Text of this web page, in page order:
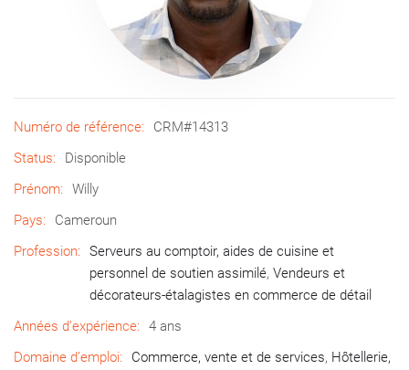
Numéro de référence:
CRM#14313
Status:
Disponible
Prénom:
Willy
Pays:
Cameroun
Profession:
Serveurs au comptoir, aides de cuisine et
personnel de soutien assimilé, Vendeurs et
décorateurs-étalagistes en commerce de détail
Années d’expérience:
4 ans
Domaine d’emploi:
Commerce, vente et de services, Hôtellerie,